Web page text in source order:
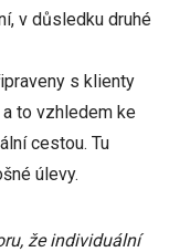
v důsledku druhé
s klienty
to vzhledem ke
cestou. Tu
úlevy.
že individuální